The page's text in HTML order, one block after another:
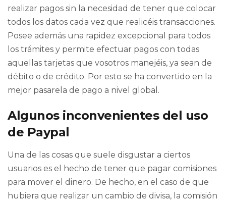
realizar pagos sin la necesidad de tener que colocar
todos los datos cada vez que realicéis transacciones.
Posee además una rapidez excepcional para todos
los trámites y permite efectuar pagos con todas
aquellas tarjetas que vosotros manejéis, ya sean de
débito o de crédito. Por esto se ha convertido en la
mejor pasarela de pago a nivel global.
Algunos inconvenientes del uso
de Paypal
Una de las cosas que suele disgustar a ciertos
usuarios es el hecho de tener que pagar comisiones
para mover el dinero. De hecho, en el caso de que
hubiera que realizar un cambio de divisa, la comisión